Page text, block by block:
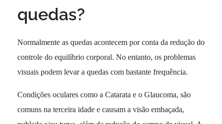
quedas?
Normalmente as quedas acontecem por conta da redução do
controle do equilíbrio corporal. No entanto, os problemas
visuais podem levar a quedas com bastante frequência.
Condições oculares como a Catarata e o Glaucoma, são
comuns na terceira idade e causam a visão embaçada,